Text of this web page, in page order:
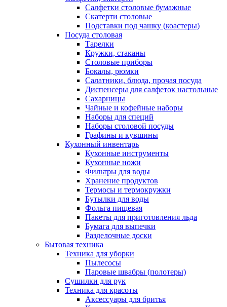
Салфетки столовые бумажные
Скатерти столовые
Подставки под чашку (коастеры)
Посуда столовая
Тарелки
Кружки, стаканы
Столовые приборы
Бокалы, рюмки
Салатники, блюда, прочая посуда
Диспенсеры для салфеток настольные
Сахарницы
Чайные и кофейные наборы
Наборы для специй
Наборы столовой посуды
Графины и кувшины
Кухонный инвентарь
Кухонные инструменты
Кухонные ножи
Фильтры для воды
Хранение продуктов
Термосы и термокружки
Бутылки для воды
Фольга пищевая
Пакеты для приготовления льда
Бумага для выпечки
Разделочные доски
Бытовая техника
Техника для уборки
Пылесосы
Паровые швабры (полотеры)
Сушилки для рук
Техника для красоты
Аксессуары для бритья